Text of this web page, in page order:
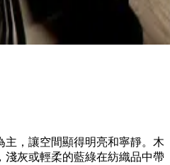
，讓空間顯得明亮和寧靜。木
淺灰或輕柔的藍綠在紡織品中帶